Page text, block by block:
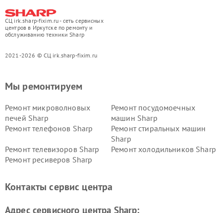
СЦ irk.sharp-fixim.ru - сеть сервисных
центров в Иркутске по ремонту и
обслуживанию техники Sharp
2021-2026 © СЦ irk.sharp-fixim.ru
Мы ремонтируем
Ремонт микроволновых
печей Sharp
Ремонт посудомоечных
машин Sharp
Ремонт телефонов Sharp
Ремонт стиральных машин
Sharp
Ремонт телевизоров Sharp
Ремонт холодильников Sharp
Ремонт ресиверов Sharp
Контакты сервис центра
Адрес сервисного центра Sharp: